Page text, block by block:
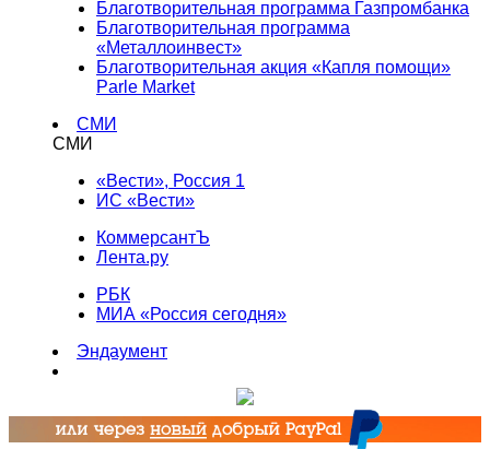
Благотворительная программа Газпромбанка
Благотворительная программа
«Металлоинвест»
Благотворительная акция «Капля помощи»
Parle Market
СМИ
СМИ
«Вести», Россия 1
ИС «Вести»
КоммерсантЪ
Лента.ру
РБК
МИА «Россия сегодня»
Эндаумент